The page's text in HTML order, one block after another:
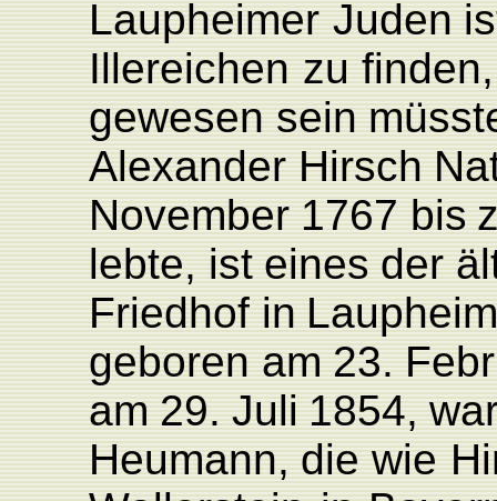
Laupheimer Juden
Illereichen zu finden,
gewesen sein
AlexanderHirsch
November 1767 bis
lebte,ist eines der
Friedhofin L
geboren am 23. F
am 29. Juli 1854,
Heumann, die wie